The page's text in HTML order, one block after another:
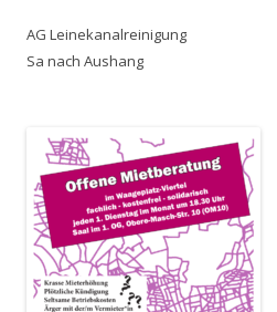
AG Leinekanalreinigung
Sa nach Aushang